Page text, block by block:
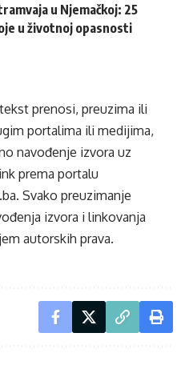
u Njemačkoj: 25
u životnoj opasnosti
prenosi, preuzima ili
portalima ili medijima,
navođenje izvora uz
prema portalu
. Svako preuzimanje
izvora i linkovanja
autorskih prava.